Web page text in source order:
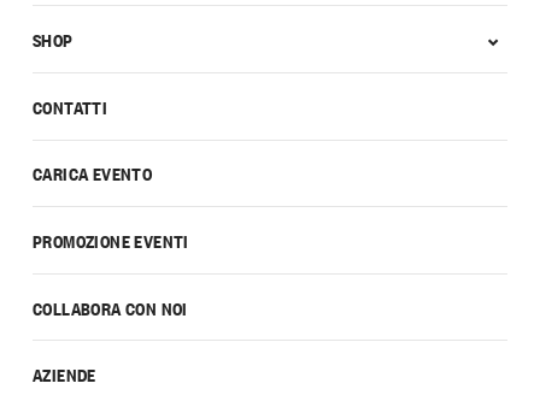
CONTATTI
CARICA EVENTO
PROMOZIONE EVENTI
COLLABORA CON NOI
AZIENDE
SHOP